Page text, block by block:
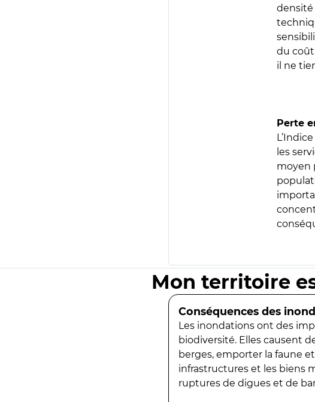
densité
du coût
il ne
Perte
les
moyen
Mon territoire
Conséquences des
Les inondations ont des
biodiversité. Elles causent
berges, emporter la faune
infrastructures et les biens
ruptures de digues et de